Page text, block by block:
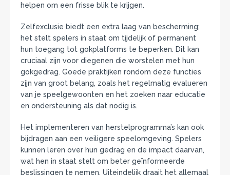
helpen om een frisse blik te krijgen.
Zelfexclusie biedt een extra laag van bescherming;
het stelt spelers in staat om tijdelijk of permanent
hun toegang tot gokplatforms te beperken. Dit kan
cruciaal zijn voor diegenen die worstelen met hun
gokgedrag. Goede praktijken rondom deze functies
zijn van groot belang, zoals het regelmatig evalueren
van je speelgewoonten en het zoeken naar educatie
en ondersteuning als dat nodig is.
Het implementeren van herstelprogramma’s kan ook
bijdragen aan een veiligere speelomgeving. Spelers
kunnen leren over hun gedrag en de impact daarvan,
wat hen in staat stelt om beter geïnformeerde
beslissingen te nemen. Uiteindelijk draait het allemaal